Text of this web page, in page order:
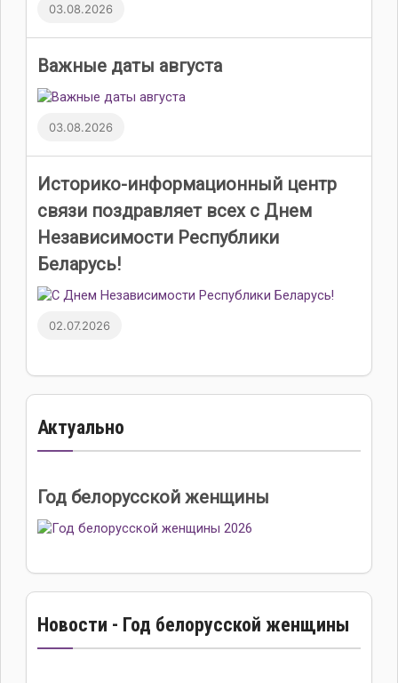
03.08.2026
Важные даты августа
03.08.2026
Историко-информационный центр
связи поздравляет всех с Днем
Независимости Республики
Беларусь!
02.07.2026
Актуально
Год белорусской женщины
Новости - Год белорусской женщины